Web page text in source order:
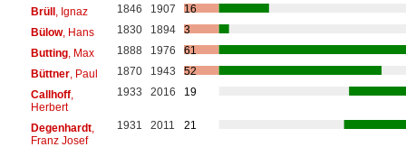
Brüll, Ignaz 1846 1907
16
Bülow, Hans 1830 1894
3
Butting, Max 1888 1976
61
Büttner, Paul 1870 1943
52
Callhoff,
Herbert
1933 2016 19
Degenhardt,
Franz Josef
1931 2011 21